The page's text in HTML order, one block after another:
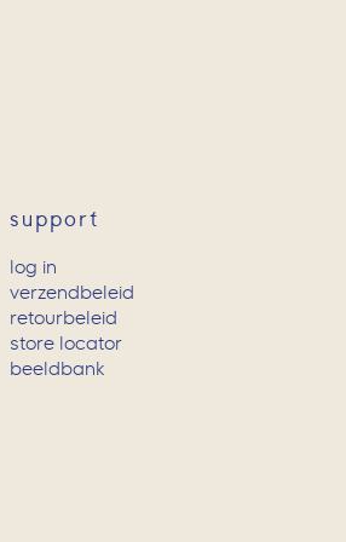
support
log in
verzendbeleid
retourbeleid
store locator
beeldbank